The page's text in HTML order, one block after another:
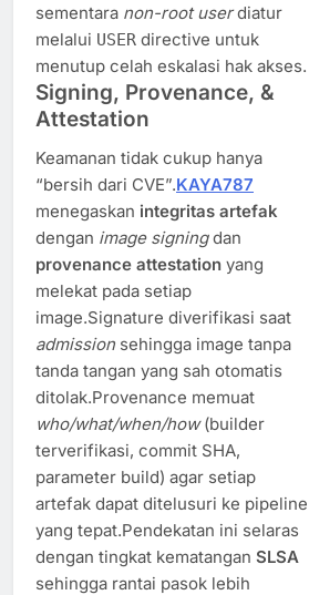
sementara non-root userdiatur
melalui USER directive untuk
menutup celah eskalasi hak akses.
Signing, Provenance, &
Attestation
Keamanan tidak cukup hanya
“bersih dari CVE”.KAYA787
menegaskan integritas artefak
dengan image signingdan
provenance attestation yang
melekat pada setiap
image.Signature diverifikasi saat
admission sehingga image tanpa
tanda tangan yang sah otomatis
ditolak.Provenance memuat
who/what/when/how(builder
terverifikasi, commit SHA,
parameter build) agar setiap
artefak dapat ditelusuri ke pipeline
yang tepat.Pendekatan ini selaras
dengan tingkat kematangan SLSA
sehingga rantai pasok lebih